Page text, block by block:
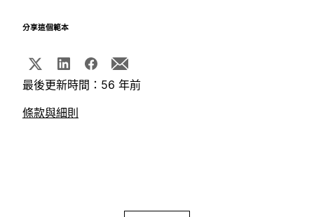
分享這個範本
最後更新時間：56 年前
條款與細則